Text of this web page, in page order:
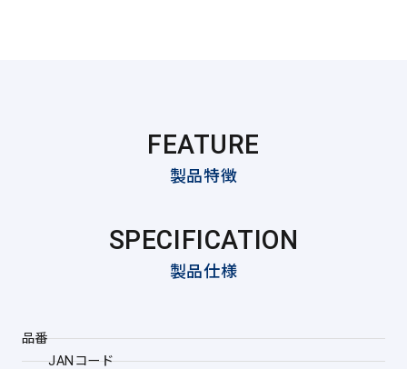
FEATURE
製品特徴
SPECIFICATION
製品仕様
品番
JANコード